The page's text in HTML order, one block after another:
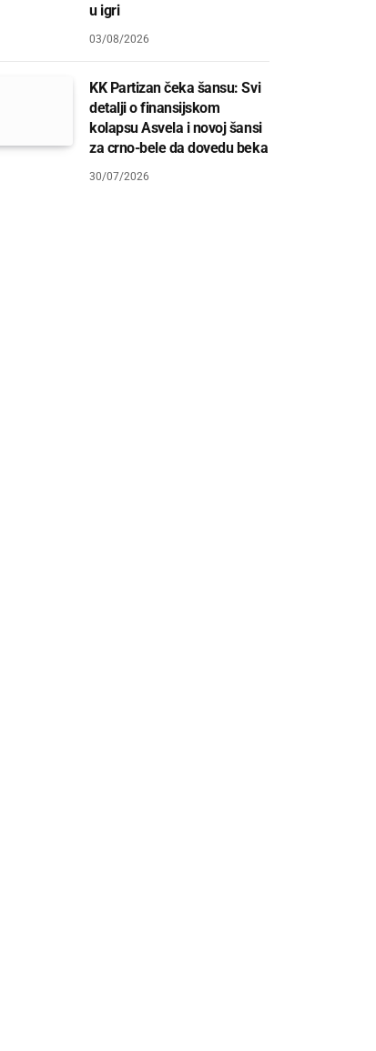
u igri
03/08/2026
KK Partizan čeka šansu: Svi
detalji o finansijskom
kolapsu Asvela i novoj šansi
za crno-bele da dovedu beka
30/07/2026